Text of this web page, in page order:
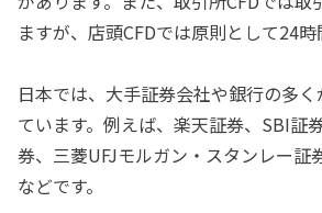
ますが、店頭CFDでは原則として24時
日本では、大手証券会社や銀行の多く
ています。例えば、楽天証券、SBI証
券、三菱UFJモルガン・スタンレー証
などです。